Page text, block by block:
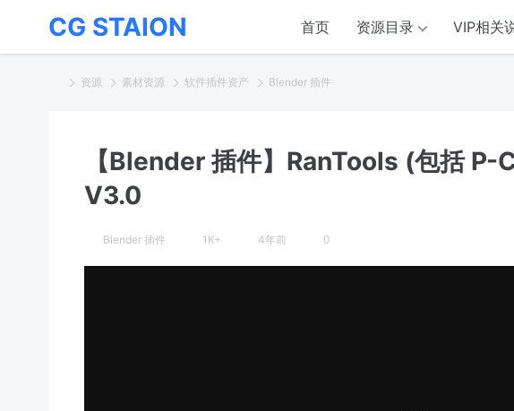
CG STAION 首页 资源目录 VIP相关
资源 素材资源 软件插件资产 Blender 插件
【Blender 插件】RanTools (包括
V3.0
Blender 插件 1K+ 4年前 0